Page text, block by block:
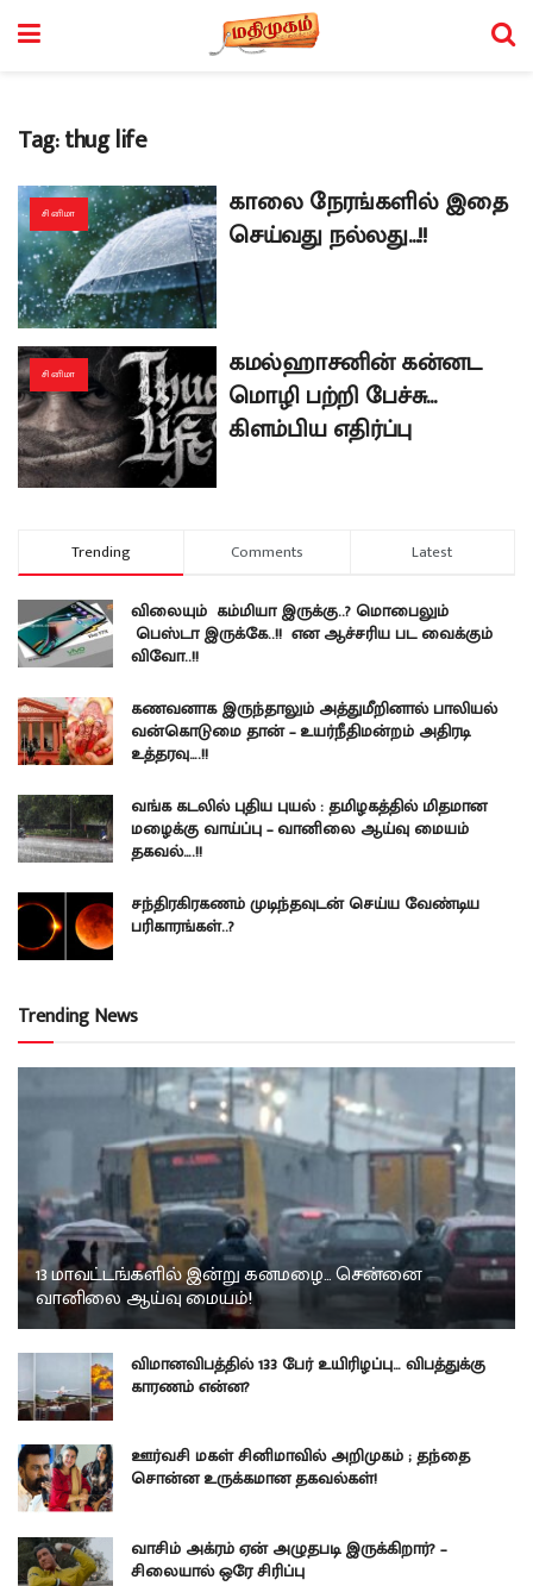
Tag:thug life
சினிமா
காலை நேரங்களில் இதை
செய்வது நல்லது…!!
சினிமா
கமல்ஹாசனின் கன்னட
மொழி பற்றி பேச்சு…
கிளம்பிய எதிர்ப்பு
Trending Comments Latest
விலையும் கம்மியா இருக்கு..? மொபைலும்
பெஸ்டா இருக்கே..!! என ஆச்சரிய பட வைக்கும்
விவோ..!!
கணவனாக இருந்தாலும் அத்துமீறினால் பாலியல்
வன்கொடுமை தான் – உயர்நீதிமன்றம் அதிரடி
உத்தரவு….!!
வங்க கடலில் புதிய புயல் : தமிழகத்தில் மிதமான
மழைக்கு வாய்ப்பு – வானிலை ஆய்வு மையம்
தகவல்….!!
சந்திரகிரகணம் முடிந்தவுடன் செய்ய வேண்டிய
பரிகாரங்கள்..?
Trending News
13 மாவட்டங்களில் இன்று கனமழை… சென்னை
வானிலை ஆய்வு மையம்!
விமானவிபத்தில் 133 பேர் உயிரிழப்பு… விபத்துக்கு
காரணம் என்ன?
ஊர்வசி மகள் சினிமாவில் அறிமுகம் ; தந்தை
சொன்ன உருக்கமான தகவல்கள்!
வாசிம் அக்ரம் ஏன் அழுதபடி இருக்கிறார்? –
சிலையால் ஒரே சிரிப்பு